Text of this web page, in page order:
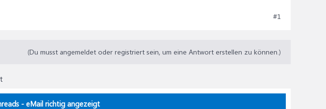
#1
(Du musst angemeldet oder registriert sein, um eine Antwort erstellen zu können.)
- eMail richtig angezeigt